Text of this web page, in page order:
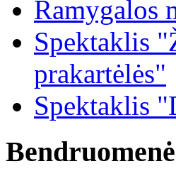
Ramygalos
Spektaklis
prakartėlės"
Spektaklis